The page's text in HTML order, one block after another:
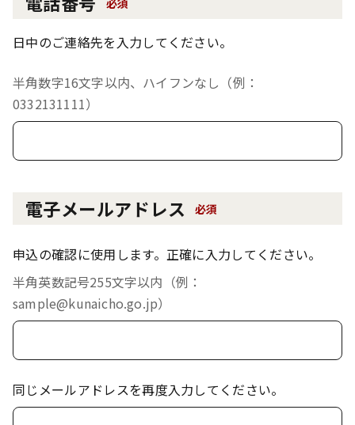
必須
日中のご連絡先を入力してください。
半角数字16文字以内、ハイフンなし（例：
0332131111）
電子メールアドレス 必須
申込の確認に使用します。正確に入力してください。
半角英数記号255文字以内（例：
sample@kunaicho.go.jp）
同じメールアドレスを再度入力してください。